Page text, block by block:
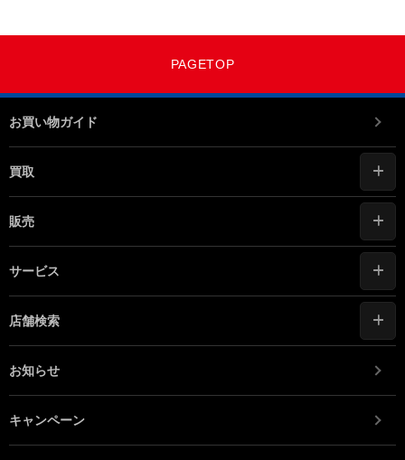
PAGETOP
お買い物ガイド
買取
販売
サービス
店舗検索
お知らせ
キャンペーン